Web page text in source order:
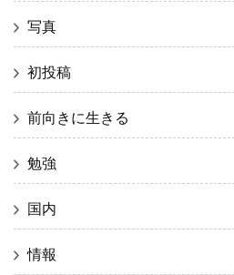
写真
初投稿
前向きに生きる
勉強
国内
情報